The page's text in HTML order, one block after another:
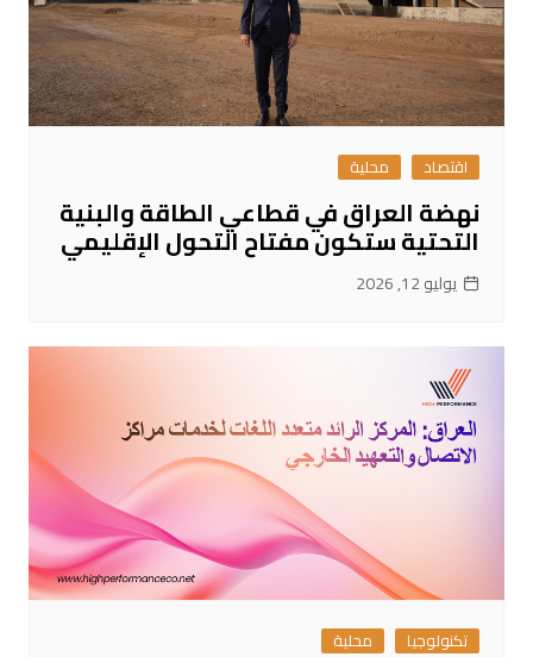
اقتصاد محلية
نهضة العراق في قطاعي الطاقة والبنية
التحتية ستكون مفتاح التحول الإقليمي
يوليو 12, 2026
تكنولوجيا محلية